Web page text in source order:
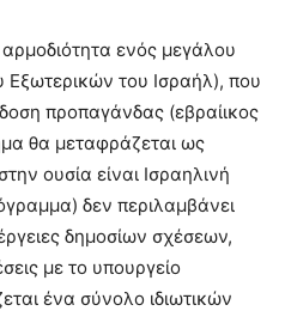
ενός μεγάλου
Εξωτερικών του Ισραήλ), που
προπαγάνδας (εβραίικος
θα μεταφράζεται ως
ουσία είναι Ισραηλινή
δεν περιλαμβάνει
δημοσίων σχέσεων,
με το υπουργείο
ένα σύνολο ιδιωτικών